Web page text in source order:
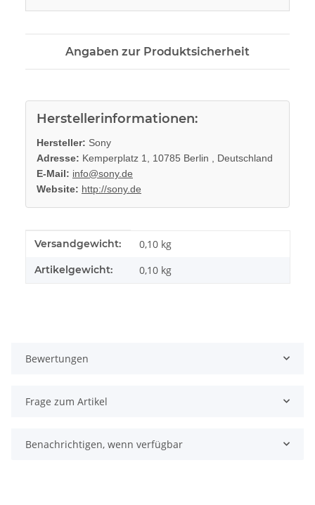
Angaben zur Produktsicherheit
Herstellerinformationen:
Hersteller: Sony
Adresse: Kemperplatz 1, 10785 Berlin , Deutschland
E-Mail: info@sony.de
Website: http://sony.de
Produkteigenschaft
Wert
Versandgewicht: 0,10 kg
Artikelgewicht: 0,10 kg
Bewertungen
Frage zum Artikel
Benachrichtigen, wenn verfügbar